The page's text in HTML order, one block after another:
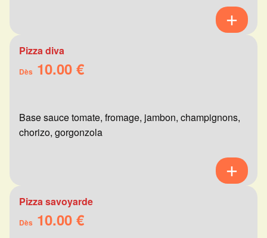
Pizza diva
Dès 10.00 €
Base sauce tomate, fromage, jambon, champignons,
chorizo, gorgonzola
Pizza savoyarde
Dès 10.00 €